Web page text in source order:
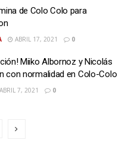
de Colo Colo para
ABRIL 17, 2021 0
Miiko Albornoz y Nicolás
con normalidad en Colo-Colo
ABRIL 7, 2021 0